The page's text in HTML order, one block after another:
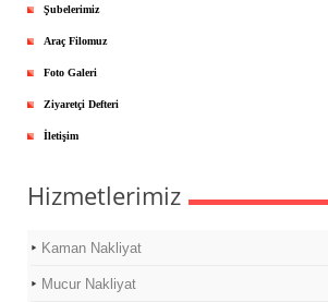
Şubelerimiz
Araç Filomuz
Foto Galeri
Ziyaretçi Defteri
İletişim
Hizmetlerimiz
Kaman Nakliyat
Mucur Nakliyat